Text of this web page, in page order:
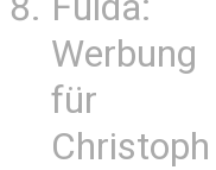
Werbung
für
Christoph